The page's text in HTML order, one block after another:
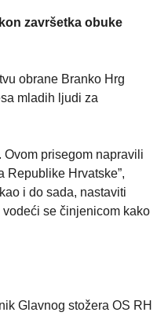
završetka obuke
obrane Branko Hrg
mladih ljudi za
prisegom napravili
Republike Hrvatske”,
i do sada, nastaviti
se činjenicom kako
Glavnog stožera OS RH